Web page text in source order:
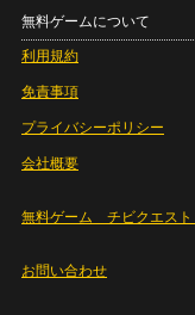
無料ゲームについて
利用規約
免責事項
プライバシーポリシー
会社概要
無料ゲーム チビクエスト
お問い合わせ